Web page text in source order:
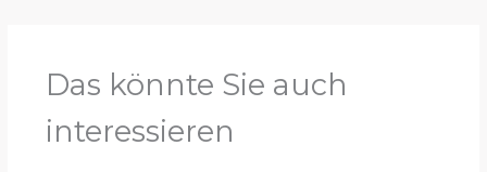
Das könnte Sie auch
interessieren